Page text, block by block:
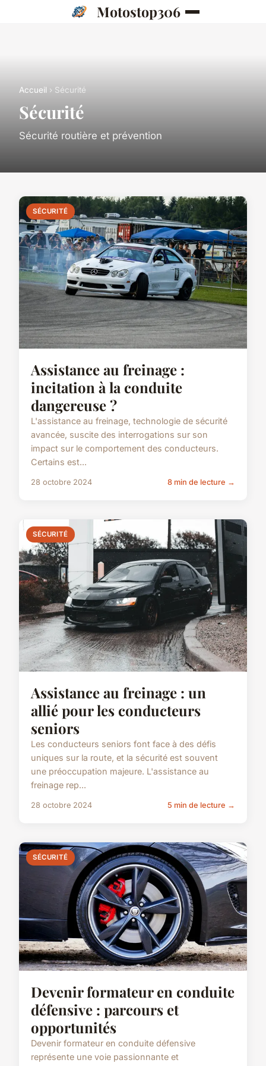
Motostop306
Accueil › Sécurité
Sécurité
Sécurité routière et prévention
SÉCURITÉ
Assistance au freinage :
incitation à la conduite
dangereuse ?
L'assistance au freinage, technologie de sécurité
avancée, suscite des interrogations sur son
impact sur le comportement des conducteurs.
Certains est...
28 octobre 2024 8 min de lecture →
SÉCURITÉ
Assistance au freinage : un
allié pour les conducteurs
seniors
Les conducteurs seniors font face à des défis
uniques sur la route, et la sécurité est souvent
une préoccupation majeure. L'assistance au
freinage rep...
28 octobre 2024 5 min de lecture →
SÉCURITÉ
Devenir formateur en conduite
défensive : parcours et
opportunités
Devenir formateur en conduite défensive
représente une voie passionnante et